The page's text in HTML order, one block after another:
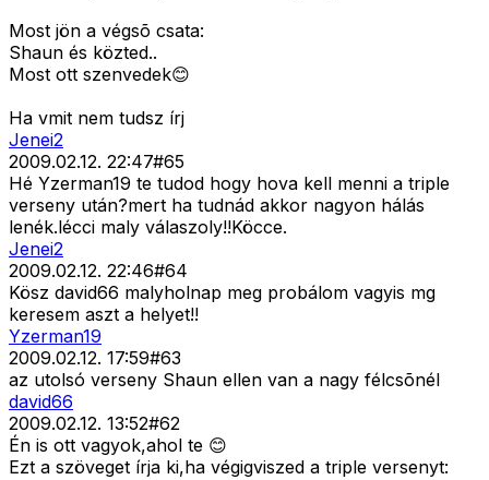
Most jön a végsõ csata:
Shaun és közted..
Most ott szenvedek😊
Ha vmit nem tudsz írj
Jenei2
2009.02.12. 22:47#65
Hé Yzerman19 te tudod hogy hova kell menni a triple
verseny után?mert ha tudnád akkor nagyon hálás
lenék.lécci maly válaszoly!!Köcce.
Jenei2
2009.02.12. 22:46#64
Kösz david66 malyholnap meg probálom vagyis mg
keresem aszt a helyet!!
Yzerman19
2009.02.12. 17:59#63
az utolsó verseny Shaun ellen van a nagy félcsõnél
david66
2009.02.12. 13:52#62
Én is ott vagyok,ahol te 😊
Ezt a szöveget írja ki,ha végigviszed a triple versenyt: